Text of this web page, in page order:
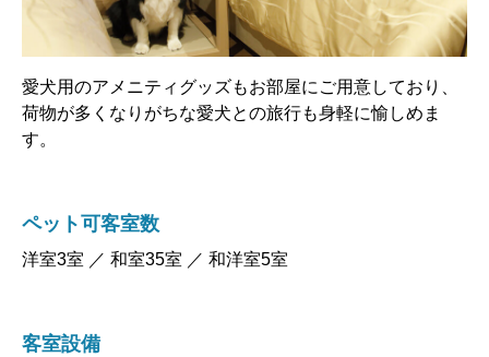
愛犬用のアメニティグッズもお部屋にご用意しており、
荷物が多くなりがちな愛犬との旅行も身軽に愉しめま
す。
ペット可客室数
洋室3室 ／ 和室35室 ／ 和洋室5室
客室設備